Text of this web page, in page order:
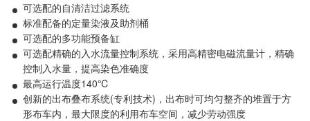
可选配的自清洁过滤系统
标准配备的定量染液及助剂桶
可选配的多功能预备缸
可选配精确的入水流量控制系统，采用高精密电磁流量计，精确
控制入水量，提高染色准确度
最高运行温度140℃
创新的出布叠布系统(专利技术)，出布时可均匀整齐的堆置于方
形布车内，最大限度的利用布车空间，减少劳动强度